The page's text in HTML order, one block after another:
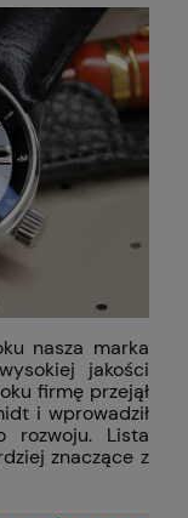
nasza marka
jakości
firmę przejął
i wprowadził
rozwoju. Lista
znaczące z